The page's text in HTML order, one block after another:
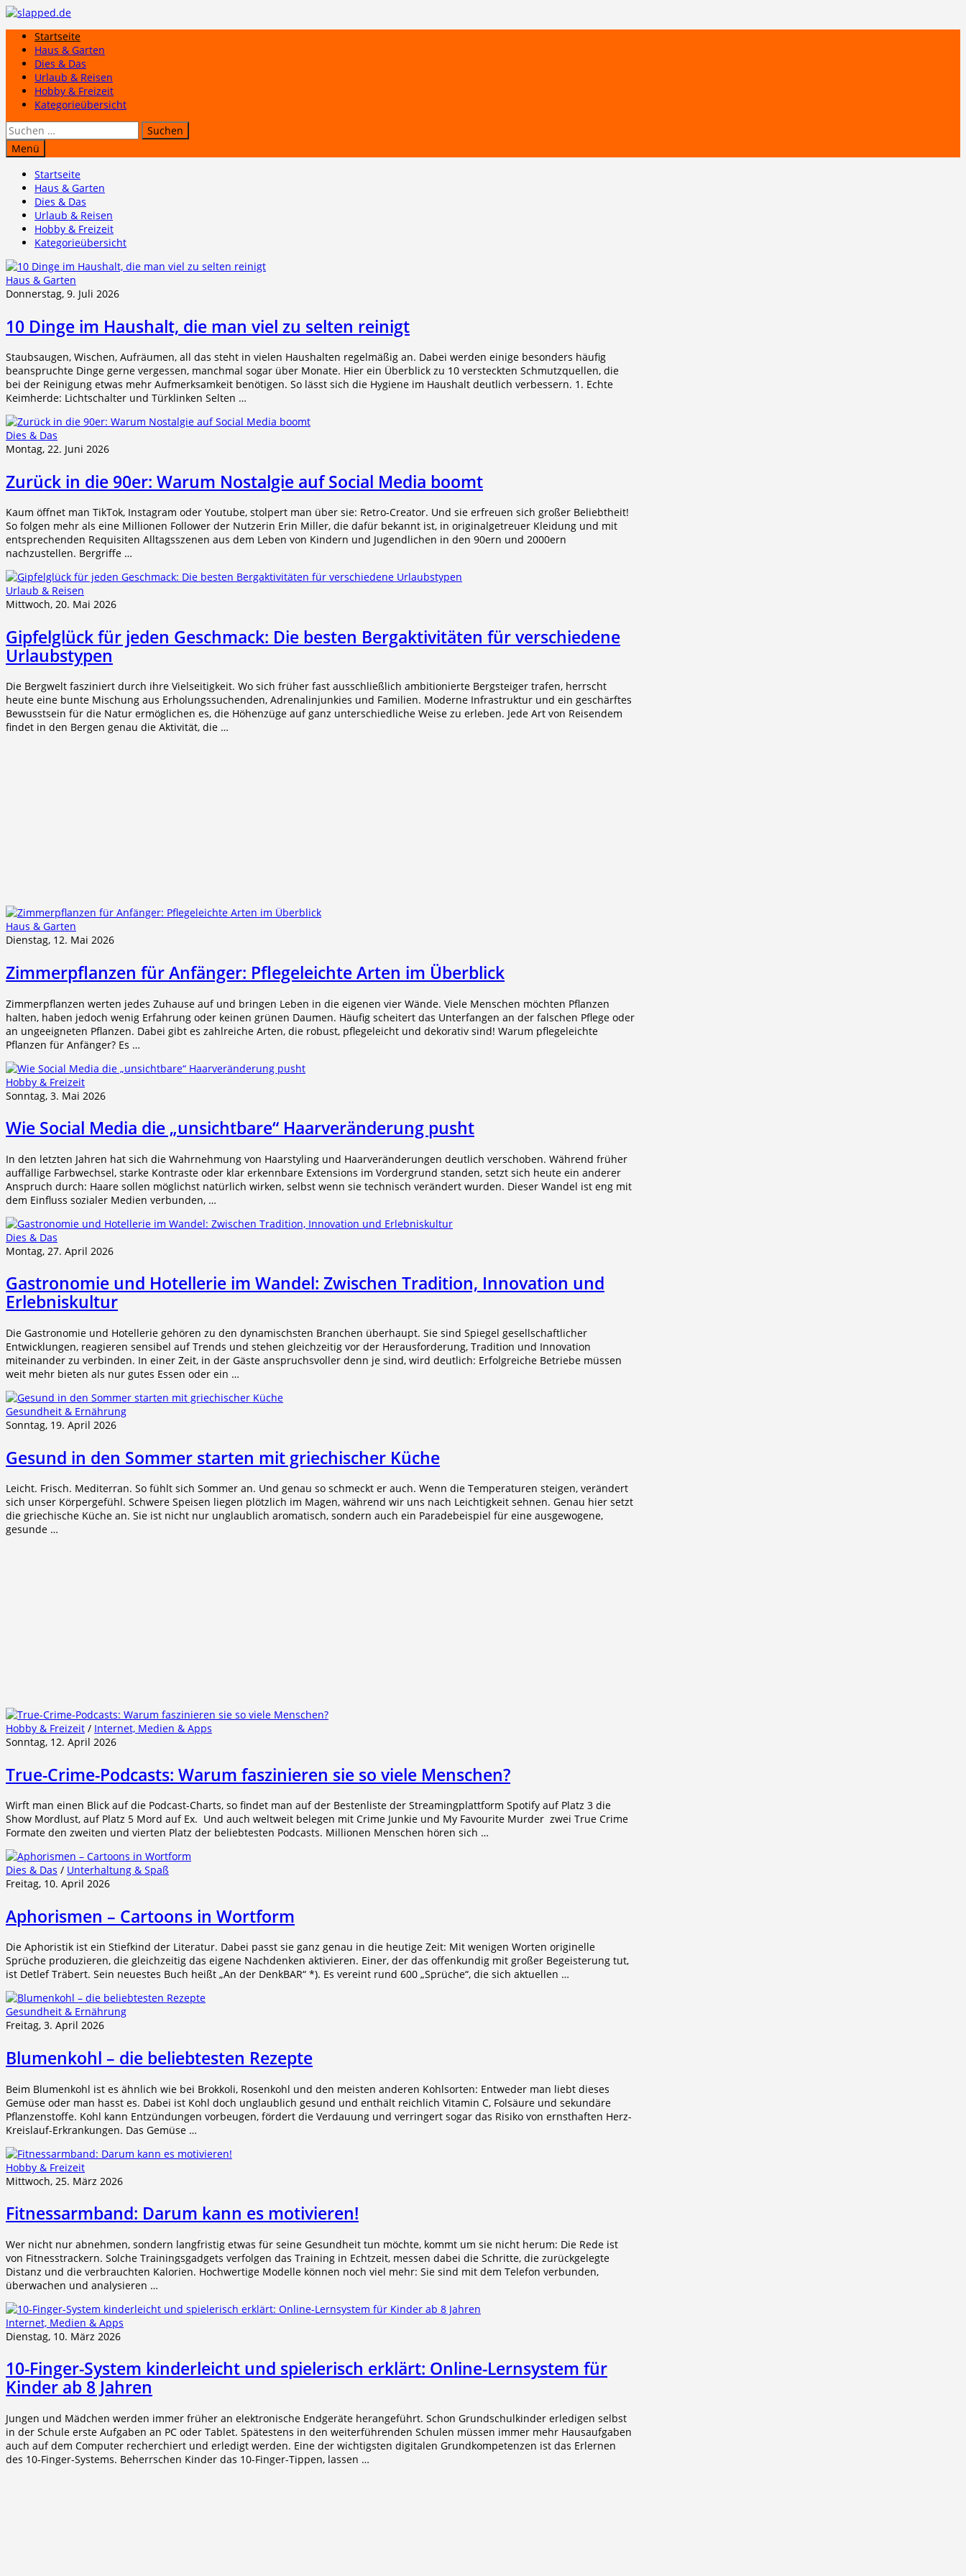
Zum
springenStartseite
Haus & Garten
Dies & Das
Urlaub & Reisen
Hobby & Freizeit
Kategorieübersicht
Suchen
nach:
Menü
Startseite
Haus & Garten
Dies & Das
Urlaub & Reisen
Hobby & Freizeit
Kategorieübersicht
Haus & Garten
Donnerstag, 9. Juli 2026
10 Dinge im Haushalt, die man viel zu selten reinigt
Staubsaugen, Wischen, Aufräumen, all das steht in vielen Haushalten regelmäßig an. Dabei werden einige besonders häufig
beanspruchte Dinge gerne vergessen, manchmal sogar über Monate. Hier ein Überblick zu 10 versteckten Schmutzquellen, die
bei der Reinigung etwas mehr Aufmerksamkeit benötigen. So lässt sich die Hygiene im Haushalt deutlich verbessern. 1. Echte
Keimherde: Lichtschalter und Türklinken Selten …
Dies & Das
Montag, 22. Juni 2026
Zurück in die 90er: Warum Nostalgie auf Social Media boomt
Kaum öffnet man TikTok, Instagram oder Youtube, stolpert man über sie: Retro-Creator. Und sie erfreuen sich großer Beliebtheit!
So folgen mehr als eine Millionen Follower der Nutzerin Erin Miller, die dafür bekannt ist, in originalgetreuer Kleidung und mit
entsprechenden Requisiten Alltagsszenen aus dem Leben von Kindern und Jugendlichen in den 90ern und 2000ern
nachzustellen. Bergriffe …
Urlaub & Reisen
Mittwoch, 20. Mai 2026
Gipfelglück für jeden Geschmack: Die besten Bergaktivitäten für verschiedene
Urlaubstypen
Die Bergwelt fasziniert durch ihre Vielseitigkeit. Wo sich früher fast ausschließlich ambitionierte Bergsteiger trafen, herrscht
heute eine bunte Mischung aus Erholungssuchenden, Adrenalinjunkies und Familien. Moderne Infrastruktur und ein geschärftes
Bewusstsein für die Natur ermöglichen es, die Höhenzüge auf ganz unterschiedliche Weise zu erleben. Jede Art von Reisendem
findet in den Bergen genau die Aktivität, die …
Haus & Garten
Dienstag, 12. Mai 2026
Zimmerpflanzen für Anfänger: Pflegeleichte Arten im Überblick
Zimmerpflanzen werten jedes Zuhause auf und bringen Leben in die eigenen vier Wände. Viele Menschen möchten Pflanzen
halten, haben jedoch wenig Erfahrung oder keinen grünen Daumen. Häufig scheitert das Unterfangen an der falschen Pflege oder
an ungeeigneten Pflanzen. Dabei gibt es zahlreiche Arten, die robust, pflegeleicht und dekorativ sind! Warum pflegeleichte
Pflanzen für Anfänger? Es …
Hobby & Freizeit
Sonntag, 3. Mai 2026
Wie Social Media die „unsichtbare“ Haarveränderung pusht
In den letzten Jahren hat sich die Wahrnehmung von Haarstyling und Haarveränderungen deutlich verschoben. Während früher
auffällige Farbwechsel, starke Kontraste oder klar erkennbare Extensions im Vordergrund standen, setzt sich heute ein anderer
Anspruch durch: Haare sollen möglichst natürlich wirken, selbst wenn sie technisch verändert wurden. Dieser Wandel ist eng mit
dem Einfluss sozialer Medien verbunden, …
Dies & Das
Montag, 27. April 2026
Gastronomie und Hotellerie im Wandel: Zwischen Tradition, Innovation und
Erlebniskultur
Die Gastronomie und Hotellerie gehören zu den dynamischsten Branchen überhaupt. Sie sind Spiegel gesellschaftlicher
Entwicklungen, reagieren sensibel auf Trends und stehen gleichzeitig vor der Herausforderung, Tradition und Innovation
miteinander zu verbinden. In einer Zeit, in der Gäste anspruchsvoller denn je sind, wird deutlich: Erfolgreiche Betriebe müssen
weit mehr bieten als nur gutes Essen oder ein …
Gesundheit & Ernährung
Sonntag, 19. April 2026
Gesund in den Sommer starten mit griechischer Küche
Leicht. Frisch. Mediterran. So fühlt sich Sommer an. Und genau so schmeckt er auch. Wenn die Temperaturen steigen, verändert
sich unser Körpergefühl. Schwere Speisen liegen plötzlich im Magen, während wir uns nach Leichtigkeit sehnen. Genau hier setzt
die griechische Küche an. Sie ist nicht nur unglaublich aromatisch, sondern auch ein Paradebeispiel für eine ausgewogene,
gesunde …
Hobby & Freizeit / Internet, Medien & Apps
Sonntag, 12. April 2026
True-Crime-Podcasts: Warum faszinieren sie so viele Menschen?
Wirft man einen Blick auf die Podcast-Charts, so findet man auf der Bestenliste der Streamingplattform Spotify auf Platz 3 die
Show Mordlust, auf Platz 5 Mord auf Ex. Und auch weltweit belegen mit Crime Junkie und My Favourite Murder zwei True Crime
Formate den zweiten und vierten Platz der beliebtesten Podcasts. Millionen Menschen hören sich …
Dies & Das / Unterhaltung & Spaß
Freitag, 10. April 2026
Aphorismen – Cartoons in Wortform
Die Aphoristik ist ein Stiefkind der Literatur. Dabei passt sie ganz genau in die heutige Zeit: Mit wenigen Worten originelle
Sprüche produzieren, die gleichzeitig das eigene Nachdenken aktivieren. Einer, der das offenkundig mit großer Begeisterung tut,
ist Detlef Träbert. Sein neuestes Buch heißt „An der DenkBAR“ *). Es vereint rund 600 „Sprüche“, die sich aktuellen …
Gesundheit & Ernährung
Freitag, 3. April 2026
Blumenkohl – die beliebtesten Rezepte
Beim Blumenkohl ist es ähnlich wie bei Brokkoli, Rosenkohl und den meisten anderen Kohlsorten: Entweder man liebt dieses
Gemüse oder man hasst es. Dabei ist Kohl doch unglaublich gesund und enthält reichlich Vitamin C, Folsäure und sekundäre
Pflanzenstoffe. Kohl kann Entzündungen vorbeugen, fördert die Verdauung und verringert sogar das Risiko von ernsthaften Herz-
Kreislauf-Erkrankungen. Das Gemüse …
Hobby & Freizeit
Mittwoch, 25. März 2026
Fitnessarmband: Darum kann es motivieren!
Wer nicht nur abnehmen, sondern langfristig etwas für seine Gesundheit tun möchte, kommt um sie nicht herum: Die Rede ist
von Fitnesstrackern. Solche Trainingsgadgets verfolgen das Training in Echtzeit, messen dabei die Schritte, die zurückgelegte
Distanz und die verbrauchten Kalorien. Hochwertige Modelle können noch viel mehr: Sie sind mit dem Telefon verbunden,
überwachen und analysieren …
Internet, Medien & Apps
Dienstag, 10. März 2026
10-Finger-System kinderleicht und spielerisch erklärt: Online-Lernsystem für
Kinder ab 8 Jahren
Jungen und Mädchen werden immer früher an elektronische Endgeräte herangeführt. Schon Grundschulkinder erledigen selbst
in der Schule erste Aufgaben an PC oder Tablet. Spätestens in den weiterführenden Schulen müssen immer mehr Hausaufgaben
auch auf dem Computer recherchiert und erledigt werden. Eine der wichtigsten digitalen Grundkompetenzen ist das Erlernen
des 10-Finger-Systems. Beherrschen Kinder das 10-Finger-Tippen, lassen …